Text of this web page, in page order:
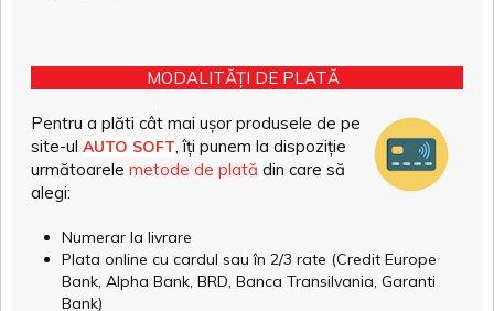
MODALITĂȚI DE PLATĂ
Pentru a plăti cât mai ușor produsele de pe
site-ul AUTO SOFT , îți punem la dispoziție
următoarele metode de plată din care să
alegi:
Numerar la livrare
Plata online cu cardul sau în 2/3 rate (Credit Europe
Bank, Alpha Bank, BRD, Banca Transilvania, Garanti
Bank)